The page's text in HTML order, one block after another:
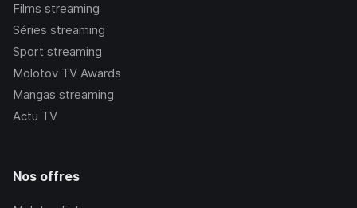
Films streaming
Séries streaming
Sport streaming
Molotov TV Awards
Mangas streaming
Actu TV
Nos offres